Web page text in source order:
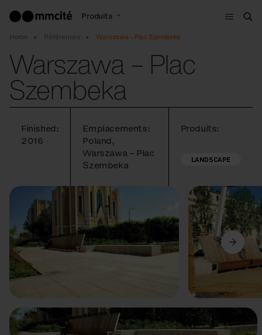
Produits
Menu
Home Références Warszawa – Plac Szembeka
Warszawa – Plac
Szembeka
Finished:
2016
Emplacements:
Poland,
Warszawa – Plac
Szembeka
Produits:
LANDSCAPE
Suivant